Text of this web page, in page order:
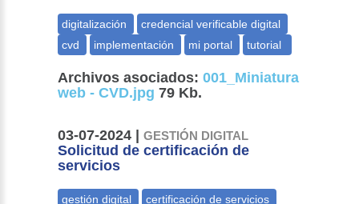
Archivos asociados: 001_Miniatura
web - CVD.jpg 79 Kb.
03-07-2024 |GESTIÓN DIGITAL
Solicitud de certificación de
servicios